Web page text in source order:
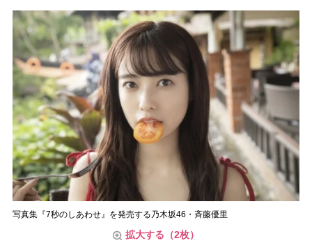
写真集『7秒のしあわせ』を発売する乃木坂46・斉藤優里
拡大する（2枚）